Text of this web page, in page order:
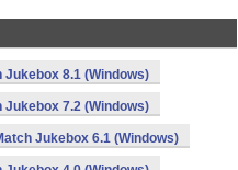
Jukebox 8.1 (Windows)
Jukebox 7.2 (Windows)
Jukebox 6.1 (Windows)